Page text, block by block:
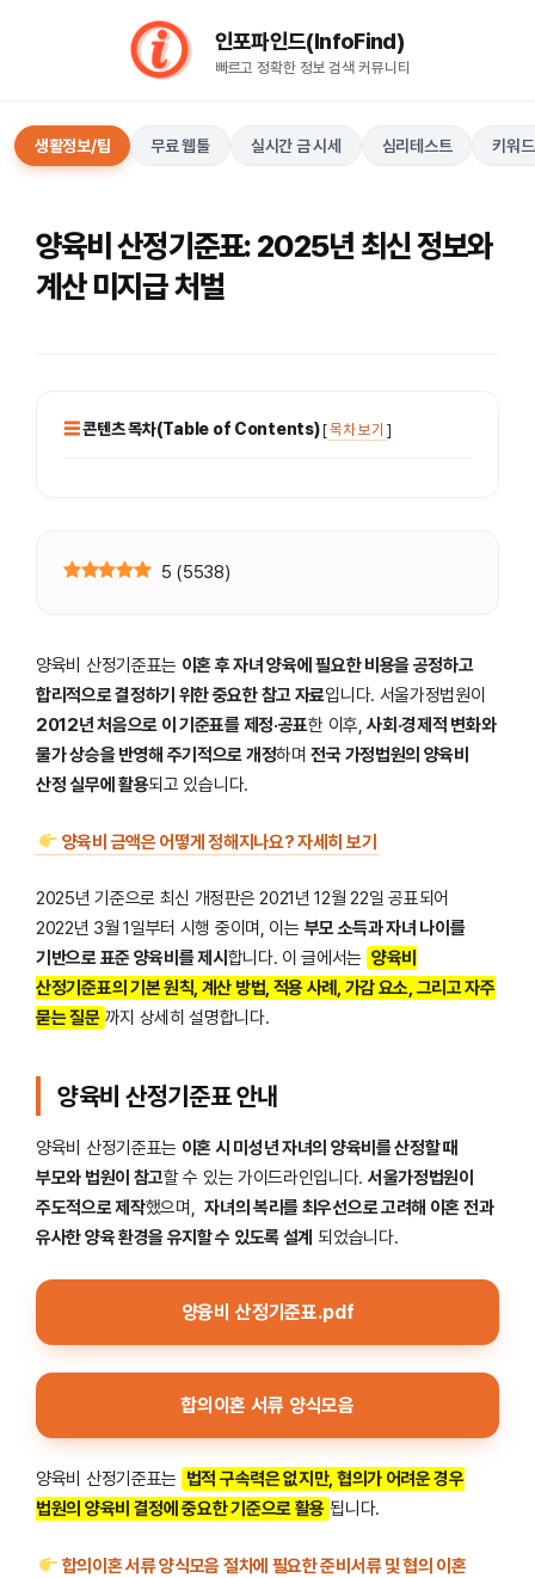
인포파인드(InfoFind)​​​​
빠르고 정확한 정보 검색 커뮤니티
생활정보/팁 무료 웹툴 실시간 금 시세 심리테스트 키워
양육비 산정기준표: 2025년 최신 정보와
계산 미지급 처벌
콘텐츠 목차(Table of Contents)[목차 보기 ]
5 (5538)
양육비 산정기준표는 이혼 후 자녀 양육에 필요한 비용을 공정하고
합리적으로 결정하기 위한 중요한 참고 자료입니다. 서울가정법원이
2012년 처음으로 이 기준표를 제정·공표한 이후,사회·경제적 변화와
물가 상승을 반영해 주기적으로 개정하며전국 가정법원의 양육비
산정 실무에 활용되고 있습니다.
양육비 금액은 어떻게 정해지나요? 자세히 보기
2025년 기준으로 최신 개정판은 2021년 12월 22일 공표되어
2022년 3월 1일부터 시행 중이며, 이는 부모 소득과 자녀 나이를
기반으로 표준 양육비를 제시 합니다. 이 글에서는 양육비
산정기준표의 기본 원칙, 계산 방법, 적용 사례, 가감 요소, 그리고 자주
묻는 질문 까지 상세히 설명합니다.
양육비 산정기준표 안내
양육비 산정기준표는 이혼 시 미성년 자녀의 양육비를 산정할 때
부모와 법원이 참고할 수 있는 가이드라인입니다. 서울가정법원이
주도적으로 제작했으며,
자녀의 복리를 최우선으로 고려해 이혼 전과
유사한 양육 환경을 유지할 수 있도록 설계 되었습니다.
양융비 산정기준표.pdf
합의이혼 서류 양식모음
양육비 산정기준표는 법적 구속력은 없지만, 협의가 어려운 경우
법원의 양육비 결정에 중요한 기준으로 활용 됩니다.
합의이혼 서류 양식모음 절차에 필요한 준비서류 및 협의 이혼